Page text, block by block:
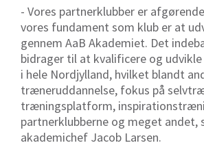
- Vores partnerklubber er
vores fundament som klub er at
gennem AaB Akademiet. Det
bidrager til at kvalificere og
i hele Nordjylland, hvilket blandt
træneruddannelse, fokus på
træningsplatform,
partnerklubberne og meget andet,
akademichef Jacob Larsen.